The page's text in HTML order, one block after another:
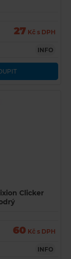
27 Kč s DPH
INFO
Clicker
60 Kč s DPH
INFO